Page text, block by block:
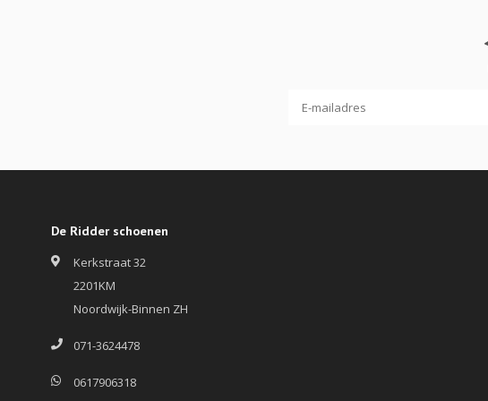
De Ridder schoenen
Kerkstraat 32
2201KM
Noordwijk-Binnen ZH
071-3624478
0617906318